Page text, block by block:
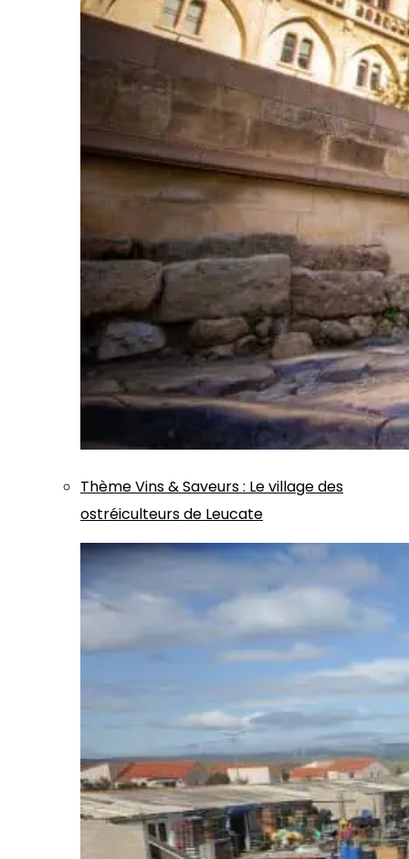
ThèmeVins & Saveurs: Le village des
ostréiculteurs de Leucate